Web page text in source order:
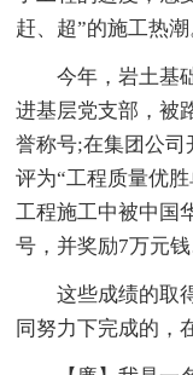
赶、超”的施工热潮
今年，岩土基
进基层党支部，被
誉称号;在集团公司
评为“工程质量优
工程施工中被中国
号，并奖励7万元
这些成绩的取
同努力下完成的，